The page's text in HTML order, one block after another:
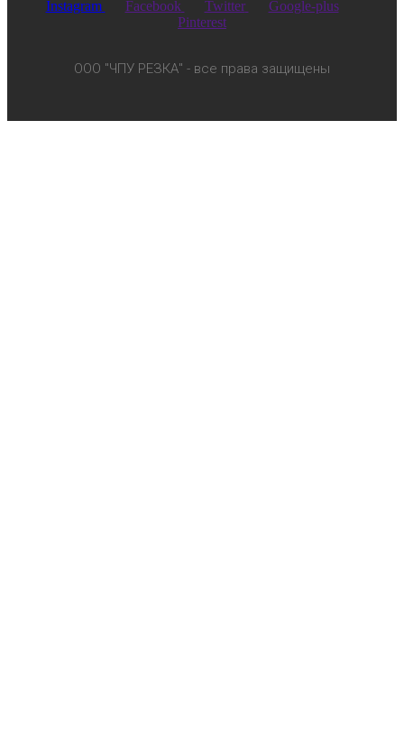
Instagram Facebook Twitter
Google-plus
Pinterest
ООО "ЧПУ РЕЗКА" - все права защищены